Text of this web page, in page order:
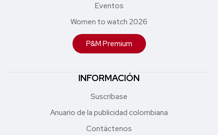
Eventos
Women to watch 2026
P&M Premium
INFORMACIÓN
Suscríbase
Anuario de la publicidad colombiana
Contáctenos